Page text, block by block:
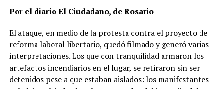
Por el diario El Ciudadano, de Rosario
El ataque, en medio de la protesta contra el proyecto de
reforma laboral libertario, quedó filmado y generó varias
interpretaciones. Los que con tranquilidad armaron los
artefactos incendiarios en el lugar, se retiraron sin ser
detenidos pese a que estaban aislados: los manifestantes